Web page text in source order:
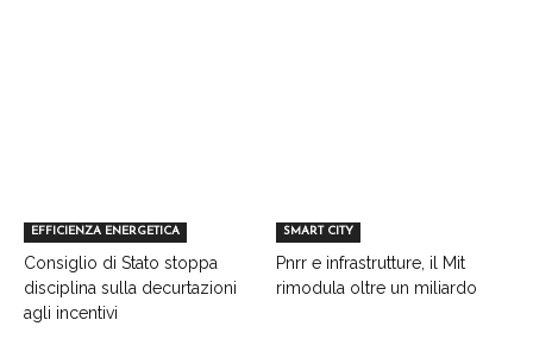
EFFICIENZA ENERGETICA
Consiglio di Stato stoppa
disciplina sulla decurtazioni
agli incentivi
SMART CITY
Pnrr e infrastrutture, il Mit
rimodula oltre un miliardo